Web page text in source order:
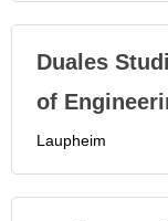
Duales
of
Laupheim